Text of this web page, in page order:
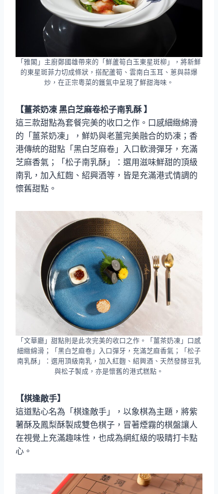
「雅閣」主廚鄭國雄帶來的「鮮蘆筍白玉東星斑柳」，將新鮮
的東星斑菲力切成條狀，搭配蘆筍、雲南白玉耳、蔥與蒜爆
炒，在正宗粵菜的鑊氣中呈現了鮮甜海味。
【薑茶奶凍 黑白芝麻卷松子南乳酥 】
這三款甜點為套餐完美的收口之作。口感細緻綿滑
的「薑茶奶凍」，鮮奶與老薑完美融合的奶凍；香
港傳統的甜點「黑白芝麻卷」入口軟滑彈牙，充滿
芝麻香氣；「松子南乳酥」：選用滋味鮮甜的頂級
南乳，加入紅麴、紹興酒等，皆是充滿港式情調的
懷舊甜點。
「文華廳」甜點則是此次完美的收口之作。「薑茶奶凍」口感
細緻綿滑；「黑白芝麻卷」入口彈牙，充滿芝麻香氣；「松子
南乳酥」：選用頂級南乳，加入紅麴、紹興酒、天然發酵豆乳
與松子製成，亦是懷舊的港式糕點。
【棋逢敵手】
這道點心名為「棋逢敵手」，以象棋為主題，將紫
薯酥及鳳梨酥製成雙色棋子，冒著煙霧的棋盤讓人
在視覺上充滿趣味性，也成為網紅級的吸睛打卡點
心。